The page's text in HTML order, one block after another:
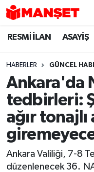
RESMİ İLAN ASAYİŞ
HABERLER GÜNCEL
Ankara'da
tedbirleri:
ağır tonajlı
Ankara Valiliği, 7-8
düzenlenecek 36.
Hava Durumu
Trafik Durumu
Süper Lig Puan
Tüm Manşetler
Son Dakika
Haber Arşivi